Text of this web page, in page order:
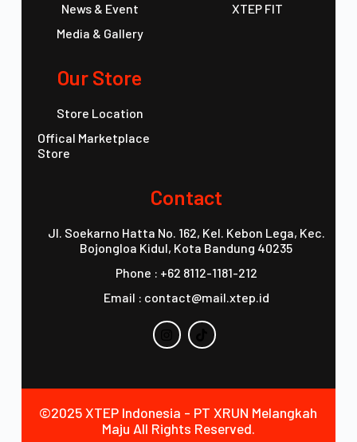
News & Event
Media & Gallery
XTEP FIT
Our Store
Store Location
Offical Marketplace
Store
Contact
Jl. Soekarno Hatta No. 162, Kel. Kebon Lega, Kec.
Bojongloa Kidul, Kota Bandung 40235
Phone : +62 8112-1181-212
Email : contact@mail.xtep.id
©2025 XTEP Indonesia - PT XRUN Melangkah
Maju All Rights Reserved.